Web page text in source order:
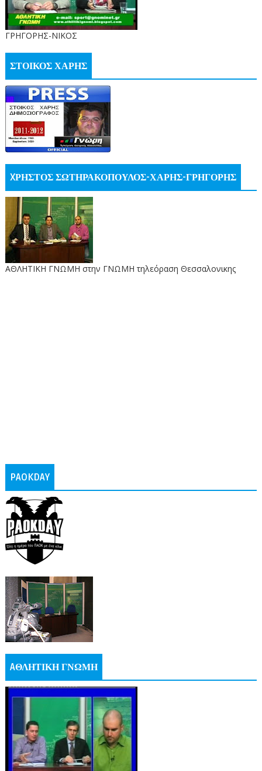
ΓΡΗΓΟΡΗΣ-ΝΙΚΟΣ
ΣΤΟΙΚΟΣ ΧΑΡΗΣ
XΡΗΣΤΟΣ ΣΩΤΗΡΑΚΟΠΟΥΛΟΣ-ΧΑΡΗΣ-ΓΡΗΓΟΡΗΣ
ΑΘΛΗΤΙΚΗ ΓΝΩΜΗ στην ΓΝΩΜΗ τηλεόραση Θεσσαλονικης
PAOKDAY
AΘΛΗΤΙΚΗ ΓΝΩΜΗ